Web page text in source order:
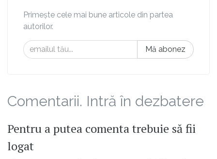
Primește cele mai bune articole din partea
autorilor.
Mă abonez
Comentarii. Intră în dezbatere
Pentru a putea comenta trebuie să fii
logat